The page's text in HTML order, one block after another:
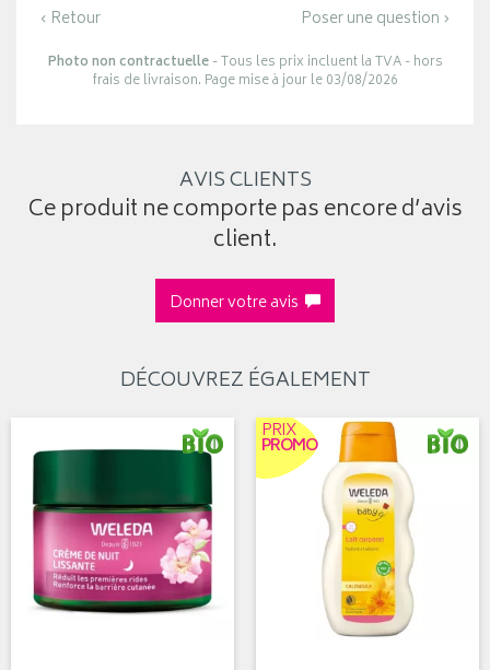
‹ Retour Poser une question ›
Photo non contractuelle- Tous les prix incluent la TVA - hors
frais de livraison. Page mise à jour le 03/08/2026
AVIS CLIENTS
Ce produit ne comporte pas encore d’avis
client.
Donner votre avis
DÉCOUVREZ ÉGALEMENT
PRIX
PROMO